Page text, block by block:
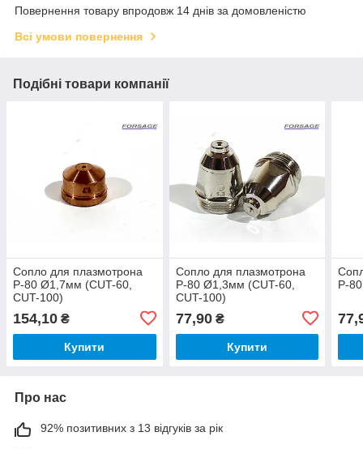
Повернення товару впродовж 14 днів за домовленістю
Всі умови повернення
Подібні товари компанії
Сопло для плазмотрона
P-80 Ø1,7мм (CUT-60,
CUT-100)
154,10 ₴
Купити
Сопло для плазмотрона
P-80 Ø1,3мм (CUT-60,
CUT-100)
77,90₴
Купити
P-
Про нас
92% позитивних з 13 відгуків за рік